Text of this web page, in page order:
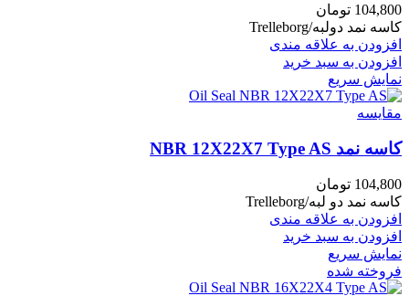
104,800 تومان
کاسه نمد دولبه/Trelleborg
افزودن به علاقه مندی
افزودن به سبد خرید
نمایش سریع
مقايسه
کاسه نمد NBR 12X22X7 Type AS
104,800 تومان
کاسه نمد دو لبه/Trelleborg
افزودن به علاقه مندی
افزودن به سبد خرید
نمایش سریع
فروخته شده